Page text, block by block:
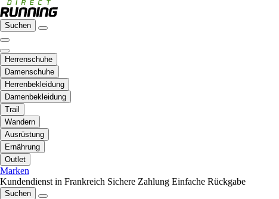
Suchen
Herrenschuhe
Damenschuhe
Herrenbekleidung
Damenbekleidung
Trail
Wandern
Ausrüstung
Ernährung
Outlet
Marken
Kundendienst in Frankreich Sichere Zahlung Einfache Rückgabe
Suchen